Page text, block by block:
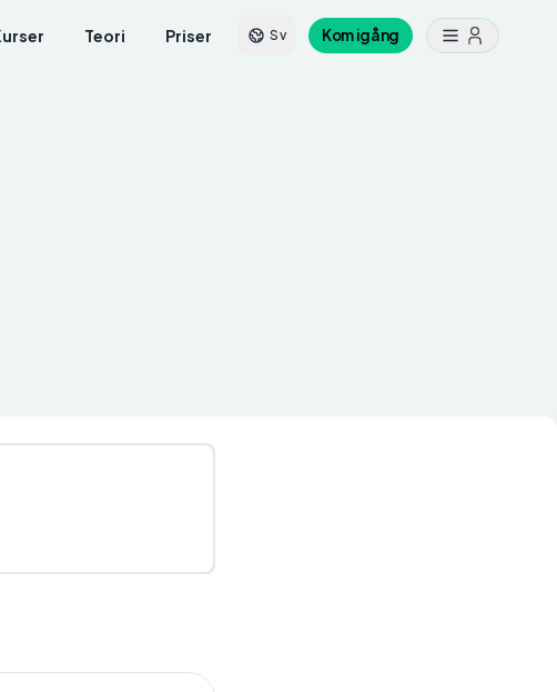
Teori Priser Sv Kom igång